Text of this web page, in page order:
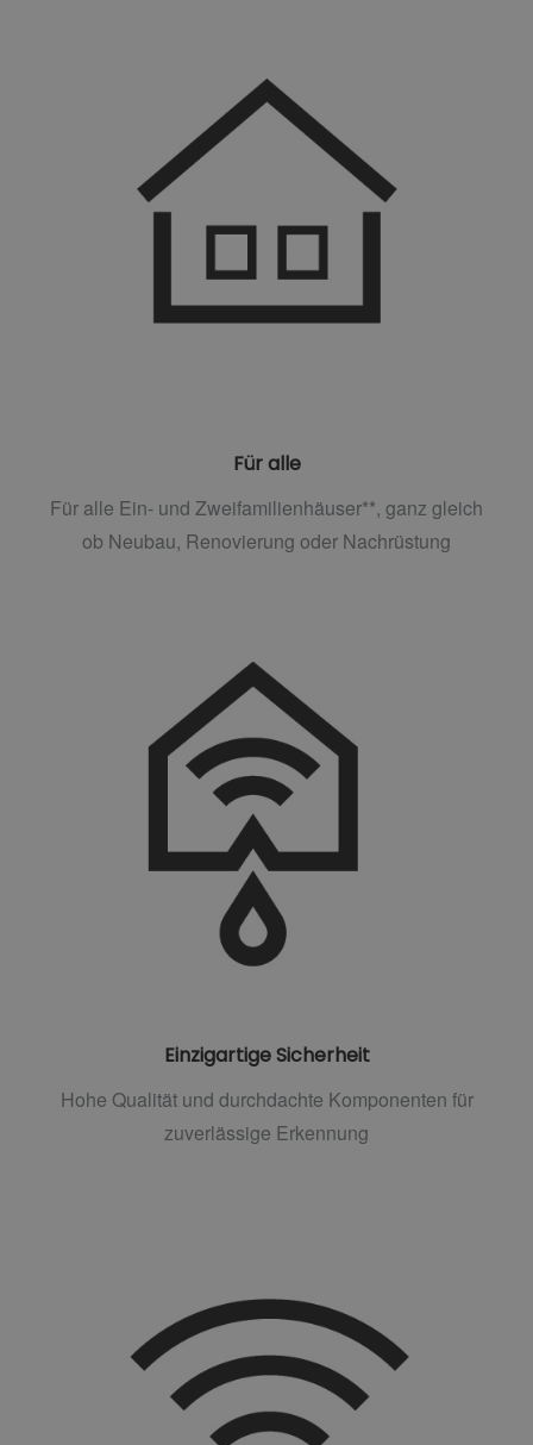
Für alle
Für alle Ein- und Zweifamilienhäuser**, ganz gleich
ob Neubau, Renovierung oder Nachrüstung
Einzigartige Sicherheit
Hohe Qualität und durchdachte Komponenten für
zuverlässige Erkennung